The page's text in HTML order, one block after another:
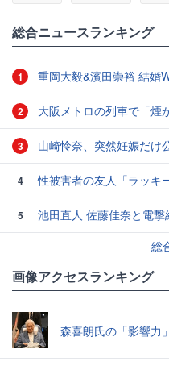
総合ニュースランキング
1 重岡大毅&濱田崇裕 結婚
2 大阪メトロの列車で「煙
3 山崎怜奈、突然妊娠だけ
4 性被害者の友人「ラッキ
5
池田直人 佐藤佳奈と電撃
総
画像アクセスランキング
森喜朗氏の「影響力